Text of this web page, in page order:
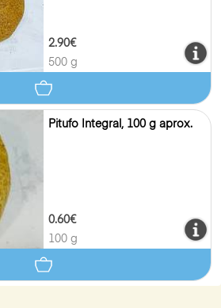
2.90€
500 g
Pitufo Integral, 100 g aprox.
0.60€
100 g